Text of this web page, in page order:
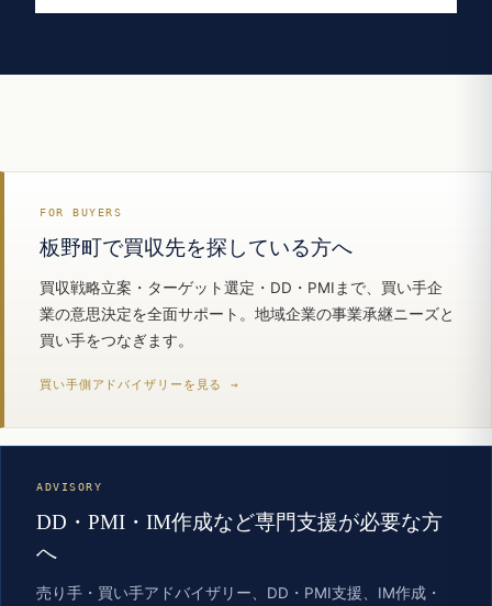
FOR BUYERS
板野町で買収先を探している方へ
買収戦略立案・ターゲット選定・DD・PMIまで、買い手企
業の意思決定を全面サポート。地域企業の事業承継ニーズと
買い手をつなぎます。
買い手側アドバイザリーを見る →
ADVISORY
DD・PMI・IM作成など専門支援が必要な方
へ
売り手・買い手アドバイザリー、DD・PMI支援、IM作成・